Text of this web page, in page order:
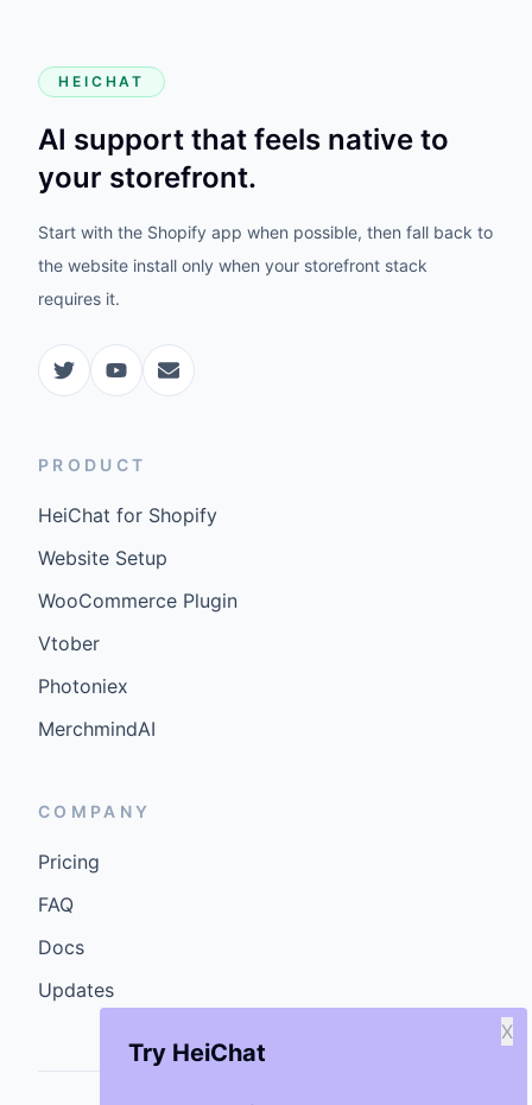
Try HeiChat
X
HEICHAT
AI support that feels native to
your storefront.
Start with the Shopify app when possible, then fall back to
the website install only when your storefront stack
requires it.
PRODUCT
HeiChat for Shopify
Website Setup
WooCommerce Plugin
Vtober
Photoniex
MerchmindAI
COMPANY
Pricing
FAQ
Docs
Updates